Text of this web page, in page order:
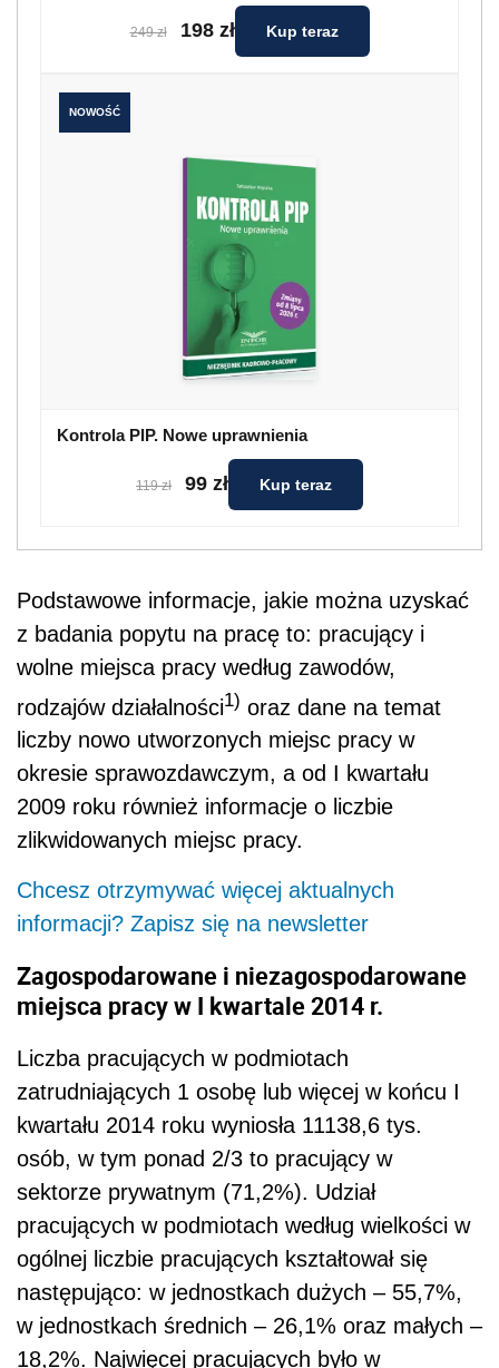
249 zł 198 zł Kup teraz
NOWOŚĆ
Kontrola PIP. Nowe uprawnienia
119 zł 99 zł Kup teraz
Podstawowe informacje, jakie można uzyskać
z badania popytu na pracę to: pracujący i
wolne miejsca pracy według zawodów,
rodzajów działalności1) oraz dane na temat
liczby nowo utworzonych miejsc pracy w
okresie sprawozdawczym, a od I kwartału
2009 roku również informacje o liczbie
zlikwidowanych miejsc pracy.
Chcesz otrzymywać więcej aktualnych
informacji? Zapisz się na newsletter
Zagospodarowane i niezagospodarowane
miejsca pracy w I kwartale 2014 r.
Liczba pracujących w podmiotach
zatrudniających 1 osobę lub więcej w końcu I
kwartału 2014 roku wyniosła 11138,6 tys.
osób, w tym ponad 2/3 to pracujący w
sektorze prywatnym (71,2%). Udział
pracujących w podmiotach według wielkości w
ogólnej liczbie pracujących kształtował się
następująco: w jednostkach dużych – 55,7%,
w jednostkach średnich – 26,1% oraz małych –
18,2%. Najwięcej pracujących było w